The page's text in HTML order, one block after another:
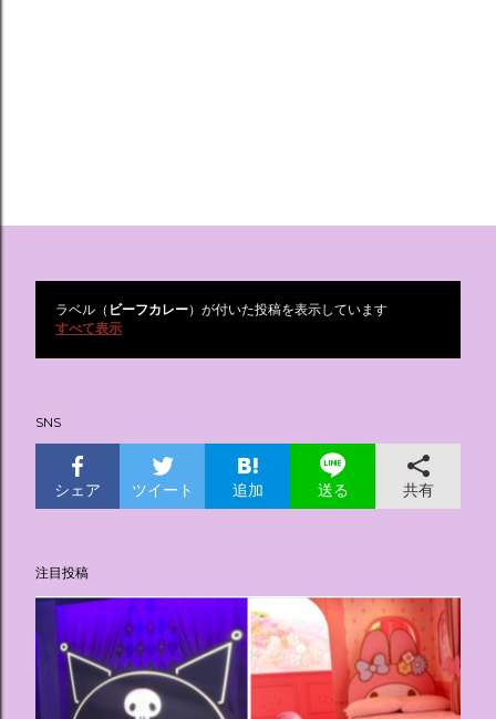
投
ラベル（ ビーフカレー）が付いた投稿を表示しています
すべて表示
SNS
シェア ツイート 追加 送る 共有
注目投稿